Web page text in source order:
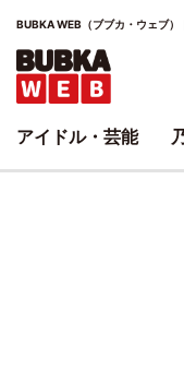
BUBKA WEB（ブブカ・ウェブ）
アイドル・芸能